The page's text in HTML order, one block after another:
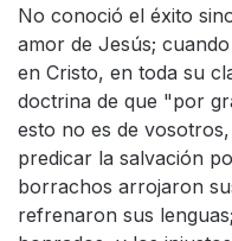
No conoció el éxito
amor de Jesús;
en Cristo, en toda su
doctrina de que "por
esto no es de
predicar la salvación
borrachos arrojaron
refrenaron sus